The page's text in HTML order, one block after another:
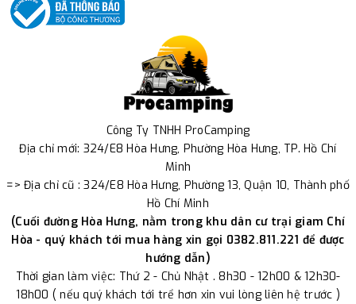
Công Ty TNHH ProCamping
Địa chỉ mới: 324/E8 Hòa Hưng, Phường Hòa Hưng, TP. Hồ Chí
Minh
=> Địa chỉ cũ : 324/E8 Hòa Hưng, Phường 13, Quận 10, Thành phố
Hồ Chí Minh
(Cuối đường Hòa Hưng, nằm trong khu dân cư trại giam Chí
Hòa - quý khách tới mua hàng xin gọi 0382.811.221 để được
hướng dẫn)
Thời gian làm việc: Thứ 2 - Chủ Nhật . 8h30 - 12h00 & 12h30-
18h00 ( nếu quý khách tới trể hơn xin vui lòng liên hệ trước )